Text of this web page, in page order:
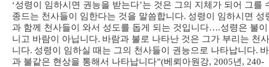
‘성령이 임하시면 권능을 받는다’는 것은 그의 지체가 되어 그를
종드는 천사들이 임한다는 것을 말씀합니다. 성령이 임하시면 성
과 함께 천사들이 와서 성도를 돕게 되는 것입니다….성령은 불
니고 바람이 아닙니다. 바람과 불로 나타난 것은 그가 부리는 천
니다. 성령이 임하실 때는 그의 천사들이 권능으로 나타납니다.
과 불같은 현상을 통해서 나타납니다”(베뢰아원강, 2005년 , 240-